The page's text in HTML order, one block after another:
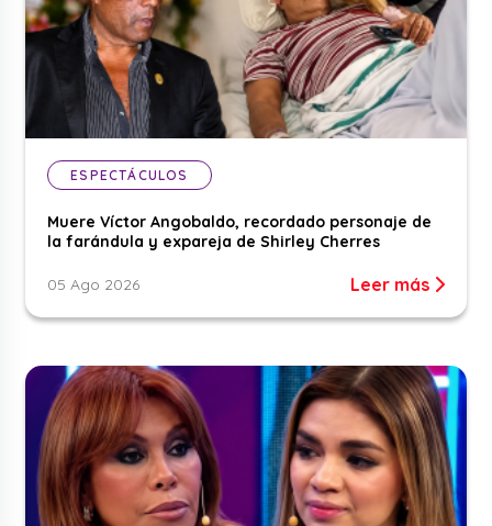
ESPECTÁCULOS
Muere Víctor Angobaldo, recordado personaje de
la farándula y expareja de Shirley Cherres
05 Ago 2026 Leer más